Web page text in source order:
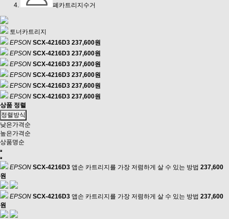
폐카트리지수거
토너카트리지
EPSON SCX-4216D3 237,600원
EPSON SCX-4216D3 237,600원
EPSON SCX-4216D3 237,600원
EPSON SCX-4216D3 237,600원
EPSON SCX-4216D3 237,600원
EPSON SCX-4216D3 237,600원
상품 정렬
정렬방식
낮은가격순
높은가격순
상품명순
EPSON SCX-4216D3 앱손 카트리지를 가장 저렴하게 살 수 있는 방법 237,600
원
EPSON SCX-4216D3 앱손 카트리지를 가장 저렴하게 살 수 있는 방법 237,600
원